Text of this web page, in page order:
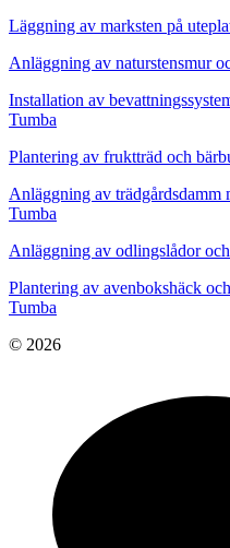
Läggning av marksten på
Anläggning av naturstensmur
Installation av
Tumba
Plantering av fruktträd och
Anläggning av trädgårdsdamm
Tumba
Anläggning av odlingslådor
Plantering av avenbokshäck
Tumba
© 2026